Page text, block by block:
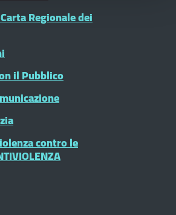
Regionale dei
il Pubblico
contro le